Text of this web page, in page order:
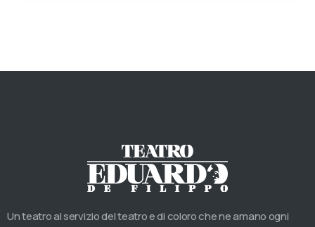
Un teatro al servizio del teatro e di coloro che ne amano ogni